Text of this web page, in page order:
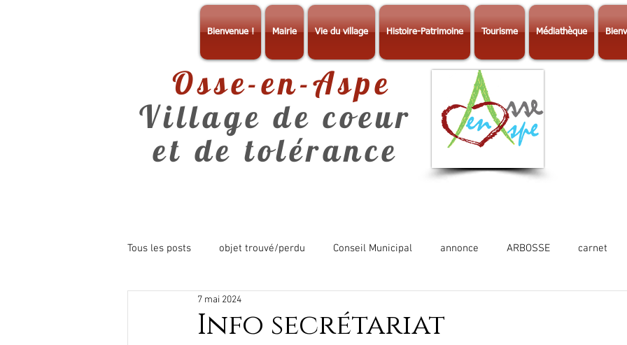
Bienvenue ! Mairie Vie du village Histoire-Patrimoine Tourisme Médiathèque
Osse-en-Aspe
Village de coeur
et de tolérance
Tous les posts objet trouvé/perdu Conseil Municipal annonce ARBOSSE carnet
consultation info mairie
Info secrétariat
7 mai 2024